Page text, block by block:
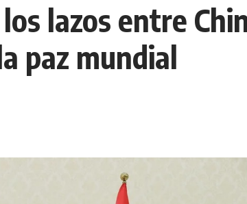
lazos entre
paz mundial